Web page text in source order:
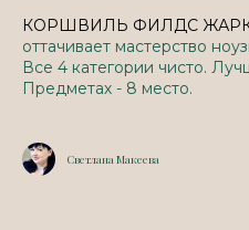
КОРШВИЛЬ ФИЛДС
оттачивает мастерство
Все 4 категории чисто.
Предметах - 8 место.
Светлана Макеева